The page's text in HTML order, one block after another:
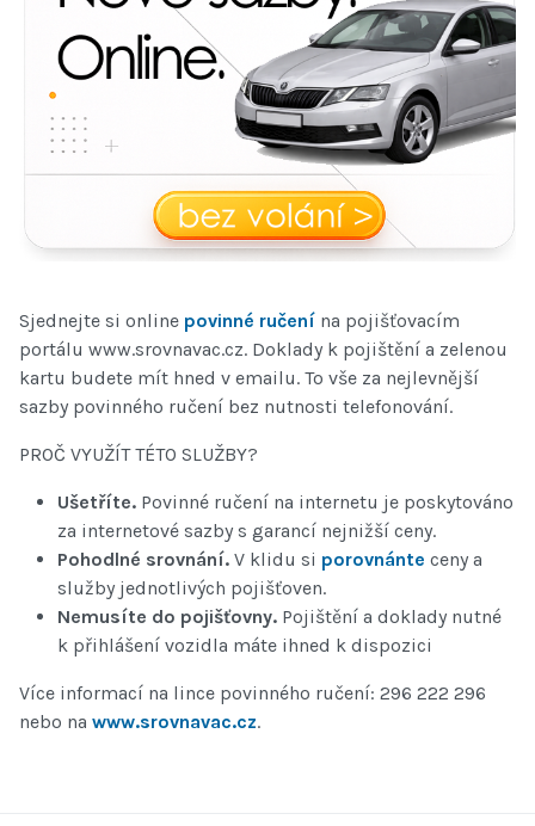
Sjednejte si online povinné ručení na pojišťovacím
portálu www.srovnavac.cz. Doklady k pojištění a zelenou
kartu budete mít hned v emailu. To vše za nejlevnější
sazby povinného ručení bez nutnosti telefonování.
PROČ VYUŽÍT TÉTO SLUŽBY?
Ušetříte. Povinné ručení na internetu je poskytováno
za internetové sazby s garancí nejnižší ceny.
Pohodlné srovnání. V klidu si porovnánte ceny a
služby jednotlivých pojišťoven.
Nemusíte do pojišťovny. Pojištění a doklady nutné
k přihlášení vozidla máte ihned k dispozici
Více informací na lince povinného ručení: 296 222 296
nebo na www.srovnavac.cz.